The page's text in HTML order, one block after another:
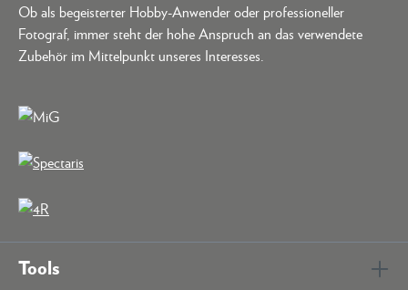
Ob als begeisterter Hobby-Anwender oder professioneller
Fotograf, immer steht der hohe Anspruch an das verwendete
Zubehör im Mittelpunkt unseres Interesses.
Tools